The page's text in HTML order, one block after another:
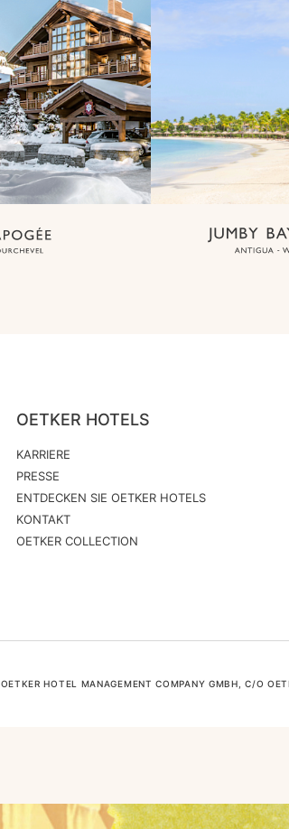
OETKER HOTELS
KARRIERE
PRESSE
ENTDECKEN SIE OETKER HOTELS
KONTAKT
OETKER COLLECTION
OETKER HOTEL MANAGEMENT COMPANY GMBH, C/O